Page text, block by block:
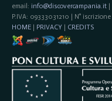
email: info@discovercampania.it|
P.IVA: 09333031210 | N° iscrizione
HOME| PRIVACY | CREDITS